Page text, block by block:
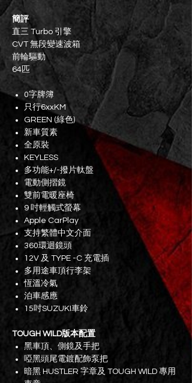
簡評
直三 Turbo 引擎
CVT 無段變速波箱
前輪驅動
64匹
0字牌簿
只行6xxKM
GREEN (綠色)
新車質素
全原裝
KEYLESS
多功能+/-撥片軚盤
電動側摺鏡
雙前電暖座椅
9 吋輕觸式螢幕
Apple CarPlay
支持繁體中文介面
360環迴鏡頭
12V 及 TYPE -C 充電插
多用途車頂行李架
恆溫冷氣
泊車感應
15吋SUZUKI車鈴
TOUGH WILD版本配置
黑車頂、側鏡及手把
啞黑頭尾電鍍配飾泵把
暗黑 HUSTLER 字章及 TOUGH WILD 專用